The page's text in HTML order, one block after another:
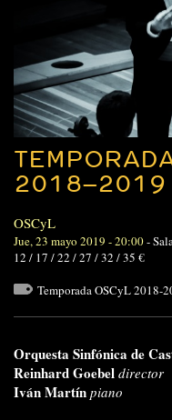
2018–2019
OSCyL
Jue, 23 mayo 2019 - 20:00-
12 / 17 / 22 / 27 / 32 / 35 €
Temporada OSCyL 2018-
Orquesta Sinfónica de
Reinhard Goebel director
Iván Martín piano